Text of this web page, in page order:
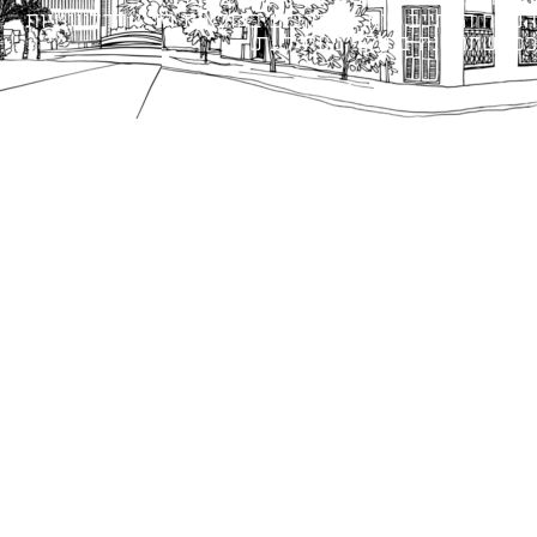
הנוסח המחייב הוא זה הקבוע בהוראות הדין הרלוונטיות
כפי שתהיינה בתוקף מעת לעת.